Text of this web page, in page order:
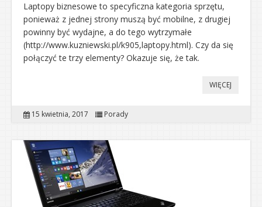
Laptopy biznesowe to specyficzna kategoria sprzętu,
ponieważ z jednej strony muszą być mobilne, z drugiej
powinny być wydajne, a do tego wytrzymałe
(http://www.kuzniewski.pl/k905,laptopy.html). Czy da się
połączyć te trzy elementy? Okazuje się, że tak.
WIĘCEJ
15 kwietnia, 2017 Porady